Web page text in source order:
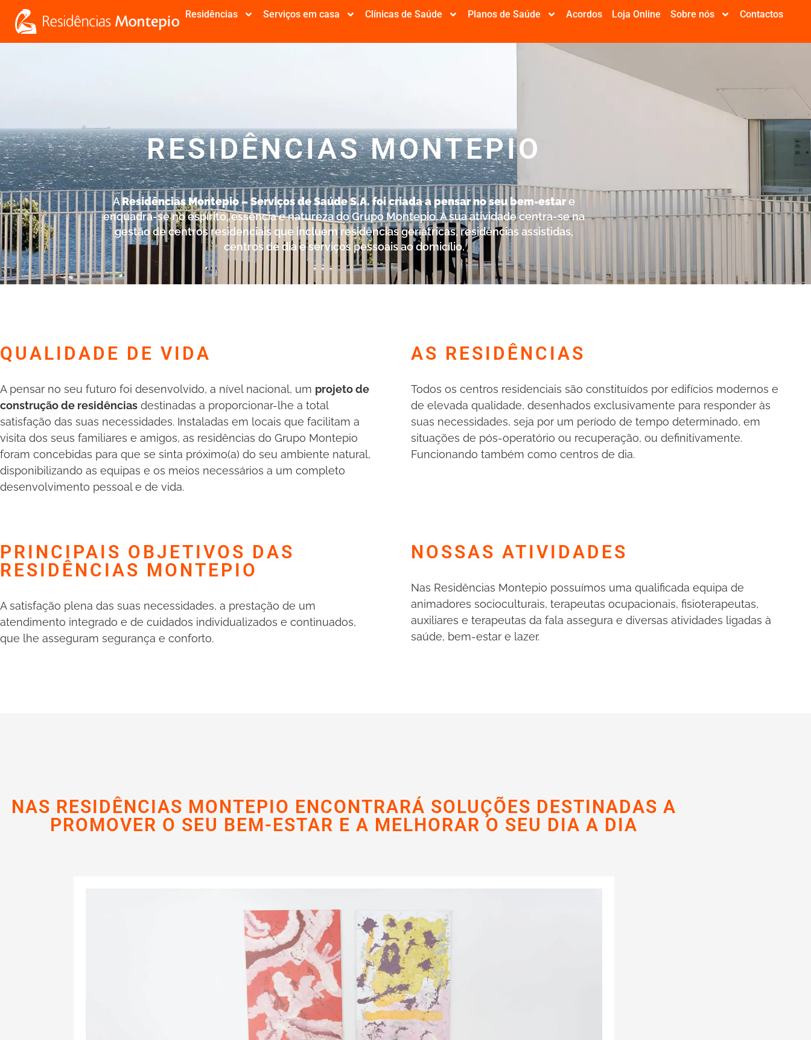
Residências Serviços em casa Clínicas de Saúde Planos de Saúde Acordos Loja Online Sobre nós Contactos
RESIDÊNCIAS MONTEPIO
CRIADAS A PENSAR NO SEU BEM-ESTAR
AResidências Montepio – Serviços de Saúde S.A. foi criada a pensar no seu bem-estare
enquadra-se no espírito, essência e natureza do Grupo Montepio. A sua atividade centra-se na
gestão de centros residenciais que incluem residências geriátricas, residências assistidas,
centros de dia e serviços pessoais ao domicílio.
QUALIDADE DE VIDA
A pensar no seu futuro foi desenvolvido, a nível nacional, um projeto de
construção de residências destinadas a proporcionar-lhe a total
satisfação das suas necessidades. Instaladas em locais que facilitam a
visita dos seus familiares e amigos, as residências do Grupo Montepio
foram concebidas para que se sinta próximo(a) do seu ambiente natural,
disponibilizando as equipas e os meios necessários a um completo
desenvolvimento pessoal e de vida.
AS RESIDÊNCIAS
Todos os centros residenciais são constituídos por edifícios modernos e
de elevada qualidade, desenhados exclusivamente para responder às
suas necessidades, seja por um período de tempo determinado, em
situações de pós-operatório ou recuperação, ou definitivamente.
Funcionando também como centros de dia.
PRINCIPAIS OBJETIVOS DAS
RESIDÊNCIAS MONTEPIO
A satisfação plena das suas necessidades, a prestação de um
atendimento integrado e de cuidados individualizados e continuados,
que lhe asseguram segurança e conforto.
NOSSAS ATIVIDADES
Nas Residências Montepio possuímos uma qualificada equipa de
animadores socioculturais, terapeutas ocupacionais, fisioterapeutas,
auxiliares e terapeutas da fala assegura e diversas atividades ligadas à
saúde, bem-estar e lazer.
NAS RESIDÊNCIAS MONTEPIO ENCONTRARÁ SOLUÇÕES DESTINADAS A
PROMOVER O SEU BEM-ESTAR E A MELHORAR O SEU DIA A DIA